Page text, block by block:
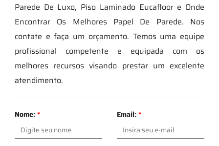
Parede De Luxo, Piso Laminado Eucafloor e Onde
Encontrar Os Melhores Papel De Parede. Nos
contate e faça um orçamento. Temos uma equipe
profissional competente e equipada com os
melhores recursos visando prestar um excelente
atendimento.
Nome:* Email:*